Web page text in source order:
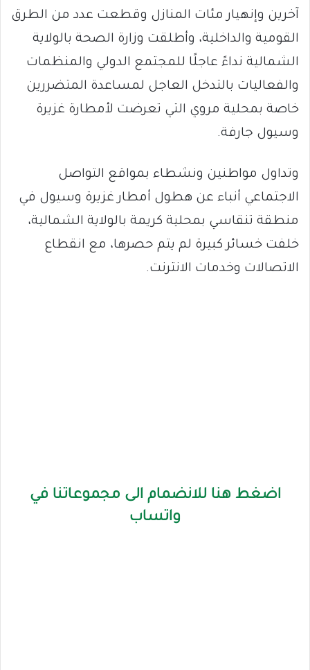
آخرين وإنهيار مئات المنازل وقطعت عدد من الطرق
القومية والداخلية، وأطلقت وزارة الصحة بالولاية
الشمالية نداءً عاجلًا للمجتمع الدولي والمنظمات
والفعاليات بالتدخل العاجل لمساعدة المتضررين
خاصة بمحلية مروي التي تعرضت لأمطارة غزيرة
وسيول جارفة.
وتداول مواطنين ونشطاء بمواقع التواصل
الاجتماعي أنباء عن هطول أمطار غزيرة وسيول في
منطقة تنقاسي بمحلية كريمة بالولاية الشمالية،
خلفت خسائر كبيرة لم يتم حصرها، مع انقطاع
الاتصالات وخدمات الانترنت.
اضغط هنا للانضمام الى مجموعاتنا في
واتساب